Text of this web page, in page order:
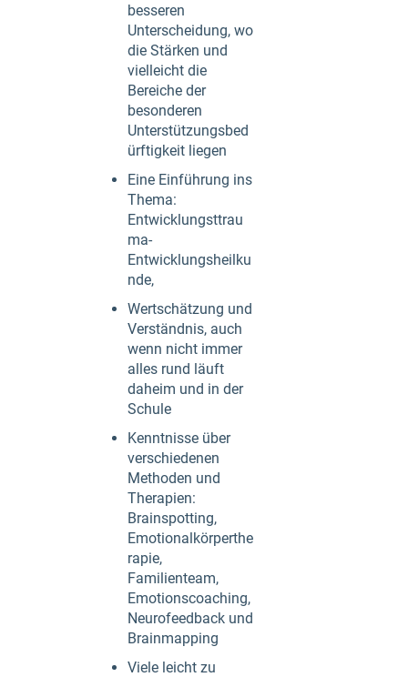
besseren
Unterscheidung, wo
die Stärken und
vielleicht die
Bereiche der
besonderen
Unterstützungsbed
ürftigkeit liegen
Eine Einführung ins
Thema:
Entwicklungsttrau
ma-
Entwicklungsheilku
nde,
Wertschätzung und
Verständnis, auch
wenn nicht immer
alles rund läuft
daheim und in der
Schule
Kenntnisse über
verschiedenen
Methoden und
Therapien:
Brainspotting,
Emotionalkörperthe
rapie,
Familienteam,
Emotionscoaching,
Neurofeedback und
Brainmapping
Viele leicht zu